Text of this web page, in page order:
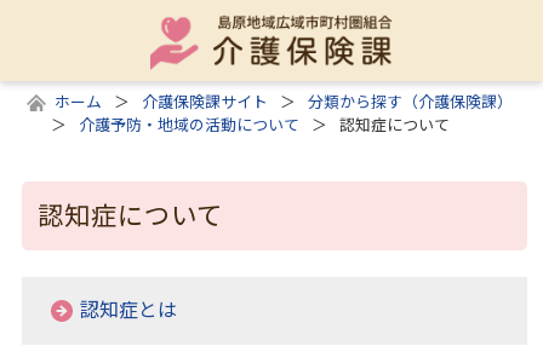
ホーム 介護保険課サイト
分類から探す（介護保険課）
介護予防・地域の活動について
認知症について
認知症について
認知症とは